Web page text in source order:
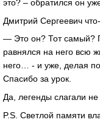
это? – обратился он
Дмитрий Сергеевич
— Это он? Тот самый?
равнялся на него всю
него… - и уже, делая
Спасибо за урок.
Да, легенды слагали не
P.S. Светлой памяти